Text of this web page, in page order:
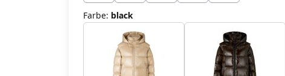
Farbe: black